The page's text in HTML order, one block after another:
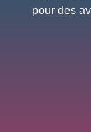
pour des